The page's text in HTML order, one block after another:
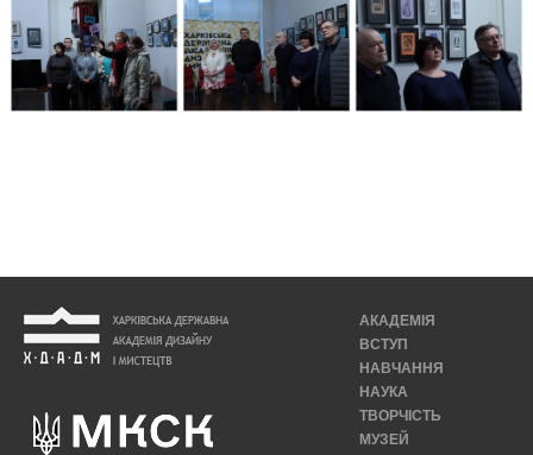
АКАДЕМІЯ
ВСТУП
НАВЧАННЯ
НАУКА
ТВОРЧІСТЬ
МУЗЕЙ